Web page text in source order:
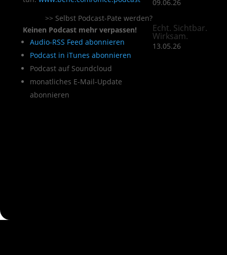
>> Selbst Podcast-Pate werden?
Keinen Podcast mehr verpassen!
Audio-RSS Feed abonnieren
Podcast in iTunes abonnieren
Podcast auf Soundcloud
monatliches E-Mail-Update
abonnieren
09.06.26
Echt. Sichtbar.
Wirksam.
13.05.26